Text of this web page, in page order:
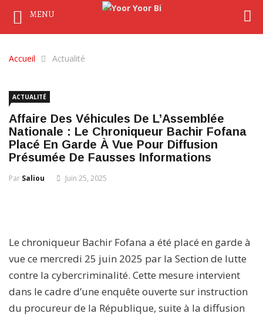
Accueil Actualité
ACTUALITÉ
Affaire Des Véhicules De L’Assemblée
Nationale : Le Chroniqueur Bachir Fofana
Placé En Garde À Vue Pour Diffusion
Présumée De Fausses Informations
Par Saliou Juin 25, 2025
Le chroniqueur Bachir Fofana a été placé en garde à
vue ce mercredi 25 juin 2025 par la Section de lutte
contre la cybercriminalité. Cette mesure intervient
dans le cadre d’une enquête ouverte sur instruction
du procureur de la République, suite à la diffusion
MENU